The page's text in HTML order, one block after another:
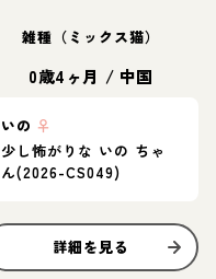
雑種（ミックス猫）
0歳4ヶ月 / 中国
いの ♀
少し怖がりな いの ちゃ
ん(2026-CS049)
詳細を見る